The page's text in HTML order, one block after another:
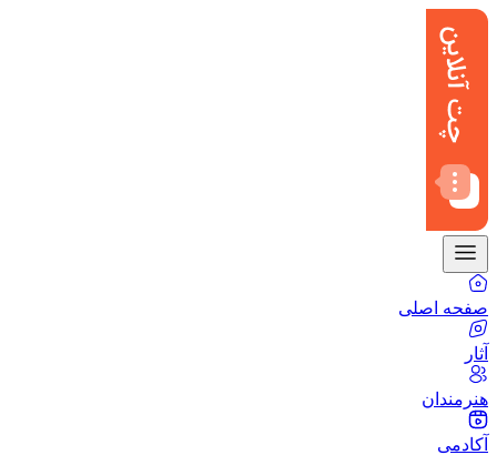
صفحه اصلی
آثار
هنرمندان
آکادمی